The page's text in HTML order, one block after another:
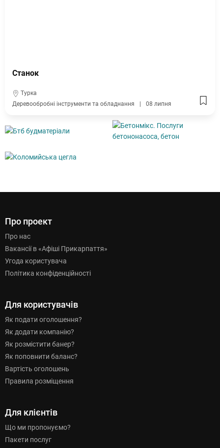
Станок
Турка
Деревообробні інструменти та обладнання
08 липня
Про проект
Про нас
Вакансії в «Афіші Прикарпаття»
Угода користувача
Політика конфіденційності
Для користувачів
Як подати оголошення?
Як додати компанію?
Як розмістити банер?
Як поповнити баланс?
Вартість оголошень
Правила розміщення
Для клієнтів
Що ми пропонуємо?
Пакети послуг